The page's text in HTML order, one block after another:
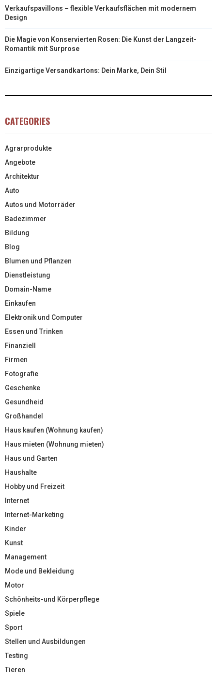
Verkaufspavillons – flexible Verkaufsflächen mit modernem
Design
Die Magie von Konservierten Rosen: Die Kunst der Langzeit-
Romantik mit Surprose
Einzigartige Versandkartons: Dein Marke, Dein Stil
CATEGORIES
Agrarprodukte
Angebote
Architektur
Auto
Autos und Motorräder
Badezimmer
Bildung
Blog
Blumen und Pflanzen
Dienstleistung
Domain-Name
Einkaufen
Elektronik und Computer
Essen und Trinken
Finanziell
Firmen
Fotografie
Geschenke
Gesundheid
Großhandel
Haus kaufen (Wohnung kaufen)
Haus mieten (Wohnung mieten)
Haus und Garten
Haushalte
Hobby und Freizeit
Internet
Internet-Marketing
Kinder
Kunst
Management
Mode und Bekleidung
Motor
Schönheits-und Körperpflege
Spiele
Sport
Stellen und Ausbildungen
Testing
Tieren